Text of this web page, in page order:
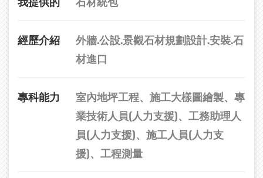
經歷介紹
外牆.公設.景觀石材規劃設計.安裝.石
材進口
專科能力
室內地坪工程、施工大樣圖繪製、專
業技術人員(人力支援)、工務助理人
員(人力支援)、施工人員(人力支
援)、工程測量